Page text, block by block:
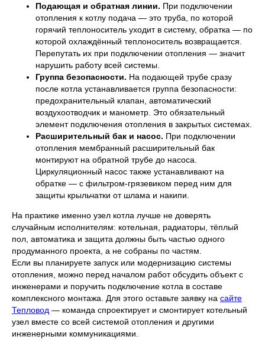
Подающая и обратная линии. При подключении
отопления к котлу подача — это труба, по которой
горячий теплоноситель уходит в систему, обратка — по
которой охлаждённый теплоноситель возвращается.
Перепутать их при подключении отопления — значит
нарушить работу всей системы.
Группа безопасности. На подающей трубе сразу
после котла устанавливается группа безопасности:
предохранительный клапан, автоматический
воздухоотводчик и манометр. Это обязательный
элемент подключения отопления в закрытых системах.
Расширительный бак и насос. При подключении
отопления мембранный расширительный бак
монтируют на обратной трубе до насоса.
Циркуляционный насос также устанавливают на
обратке — с фильтром-грязевиком перед ним для
защиты крыльчатки от шлама и накипи.
На практике именно узел котла лучше не доверять
случайным исполнителям: котельная, радиаторы, тёплый
пол, автоматика и защита должны быть частью одного
продуманного проекта, а не собраны по частям.
Если вы планируете запуск или модернизацию системы
отопления, можно перед началом работ обсудить объект с
инженерами и поручить подключение котла в составе
комплексного монтажа. Для этого оставьте заявку на сайте
Тепловод — команда спроектирует и смонтирует котельный
узел вместе со всей системой отопления и другими
инженерными коммуникациями.